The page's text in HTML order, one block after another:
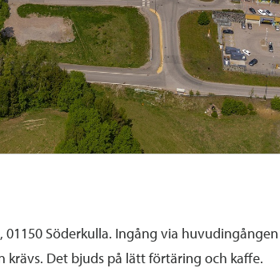
Söderkulla. Ingång via
Det bjuds på lätt förtäring och kaffe.